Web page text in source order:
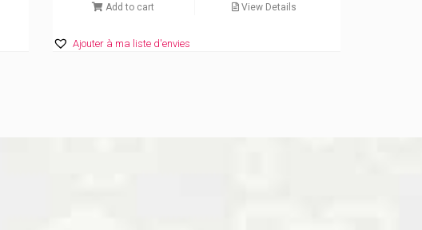
Add to cart View Details
Ajouter à ma liste d'envies